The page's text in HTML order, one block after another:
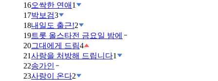
16오싹한 연애 1
17박보검3
18내일도 출근!2
19트롯 올스타전 금요일 밤에
20그대에게 드림4
21사랑을 처방해 드립니다1
22송가인
23사랑이 온다2